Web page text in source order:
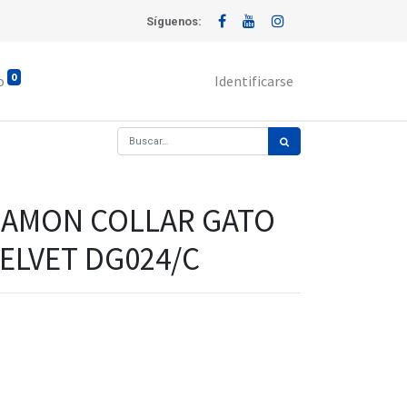
Síguenos:
0 Identificarse
COLLAR GATO
DG024/C